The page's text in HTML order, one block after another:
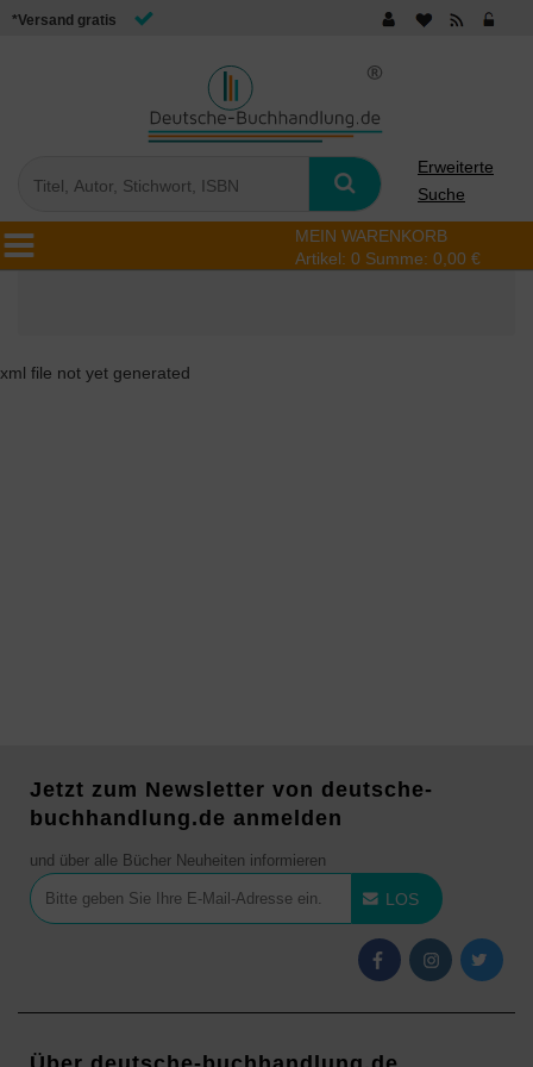
*Versand gratis
Erweiterte
Suche
MEIN WARENKORB
Artikel: 0 Summe: 0,00 €
xml file not yet generated
Jetzt zum Newsletter von deutsche-
buchhandlung.de anmelden
und über alle Bücher Neuheiten informieren
LOS